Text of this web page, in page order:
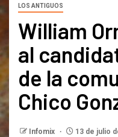
LOS ANTIGUOS
William
al
de la
Chico
Infomix 13 de julio